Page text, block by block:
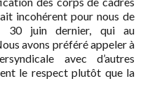
incohérent pour nous de
30 juin dernier, qui au
avons préféré appeler à
avec d’autres
le respect plutôt que la